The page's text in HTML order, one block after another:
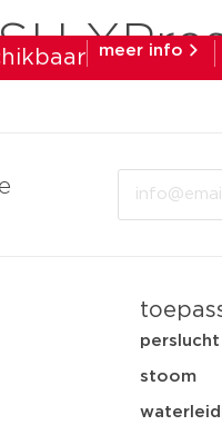
meer info
perslucht
stoom